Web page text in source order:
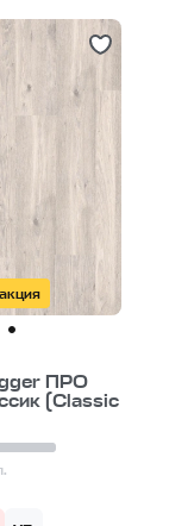
акция
ПРО
(Classic